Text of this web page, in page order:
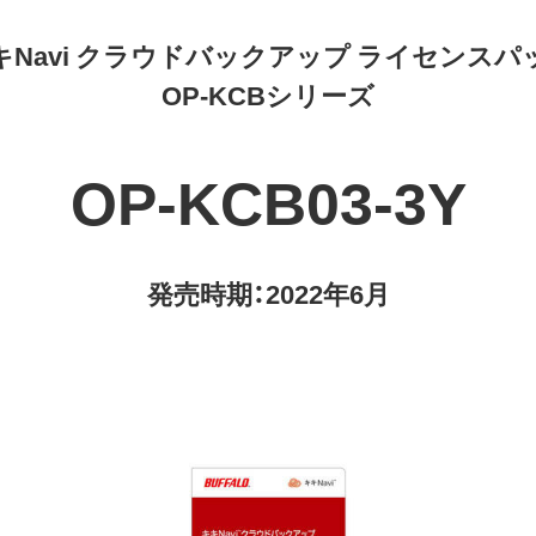
Navi クラウドバックアップ ライセンスパ
OP-KCBシリーズ
OP-KCB03-3Y
発売時期：2022年6月